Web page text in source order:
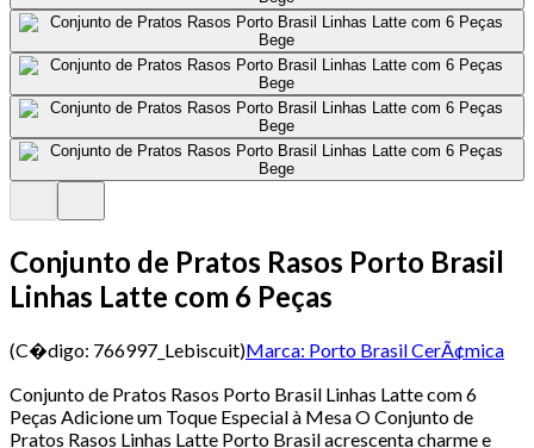
Conjunto de Pratos Rasos Porto Brasil
Linhas Latte com 6 Peças
(C�digo: 766997_Lebiscuit)Marca: Porto Brasil CerÃ¢mica
Conjunto de Pratos Rasos Porto Brasil Linhas Latte com 6
Peças Adicione um Toque Especial à Mesa O Conjunto de
Pratos Rasos Linhas Latte Porto Brasil acrescenta charme e